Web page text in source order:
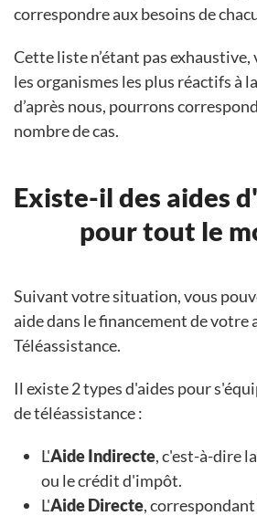
correspondre aux besoins de
Cette liste n’étant pas
les organismes les plus réactifs à
d’après nous, pourrons
nombre de cas.
Existe-il des aides
pour tout le
Suivant votre situation, vous
aide dans le financement de votre
Téléassistance.
Il existe 2 types d'aides pour
de téléassistance :
L'Aide Indirecte, c'est-à-dire
ou le crédit d'impôt.
L'Aide Directe,